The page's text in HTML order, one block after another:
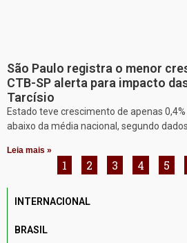
São Paulo registra o menor
CTB-SP alerta para impacto
Tarcísio
Estado teve crescimento de apenas
abaixo da média nacional, segundo
Leia mais »
1 2 3 4 5
INTERNACIONAL
BRASIL